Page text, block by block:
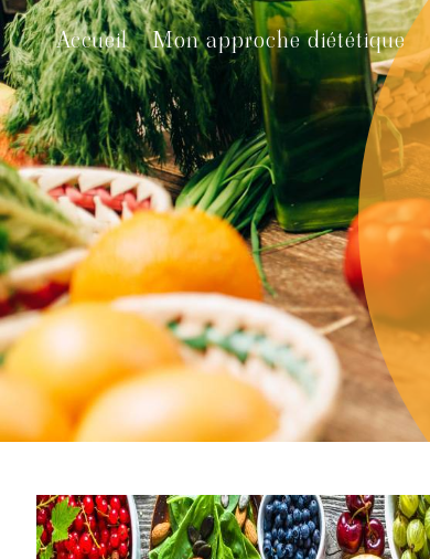
Accueil Mon approche diététique
Panneau de gestion des cookies